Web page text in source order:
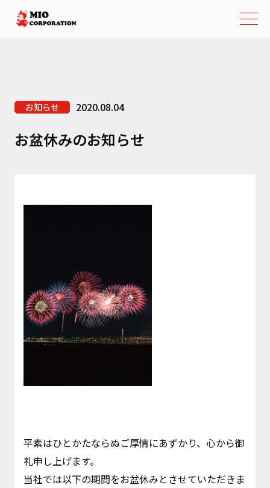
お知らせ 2020.08.04
お盆休みのお知らせ
平素はひとかたならぬご厚情にあずかり、心から御
礼申し上げます。
当社では以下の期間をお盆休みとさせていただきま